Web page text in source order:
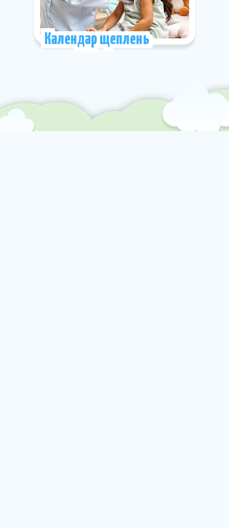
Календар щеплень